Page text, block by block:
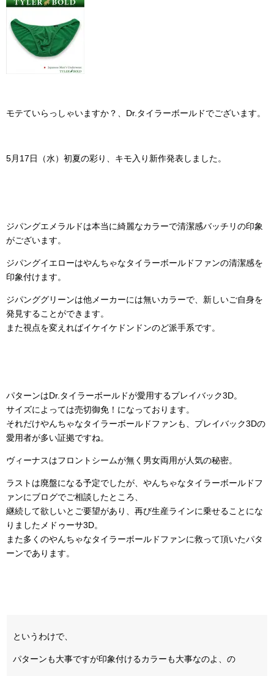
モテていらっしゃいますか？、Dr.タイラーボールドでございます。
5月17日（水）初夏の彩り、キモ入り新作発表しました。
ジパングエメラルドは本当に綺麗なカラーで清潔感バッチリの印象
がございます。
ジパングイエローはやんちゃなタイラーボールドファンの清潔感を
印象付けます。
ジパンググリーンは他メーカーには無いカラーで、新しいご自身を
発見することができます。
また視点を変えればイケイケドンドンのど派手系です。
パターンはDr.タイラーボールドが愛用するプレイバック3D。
サイズによっては売切御免！になっております。
それだけやんちゃなタイラーボールドファンも、プレイバック3Dの
愛用者が多い証拠ですね。
ヴィーナスはフロントシームが無く男女両用が人気の秘密。
ラストは廃盤になる予定でしたが、やんちゃなタイラーボールドフ
ァンにブログでご相談したところ、
継続して欲しいとご要望があり、再び生産ラインに乗せることにな
りましたメドゥーサ3D。
また多くのやんちゃなタイラーボールドファンに救って頂いたパタ
ーンであります。
というわけで、
パターンも大事ですが印象付けるカラーも大事なのよ、の